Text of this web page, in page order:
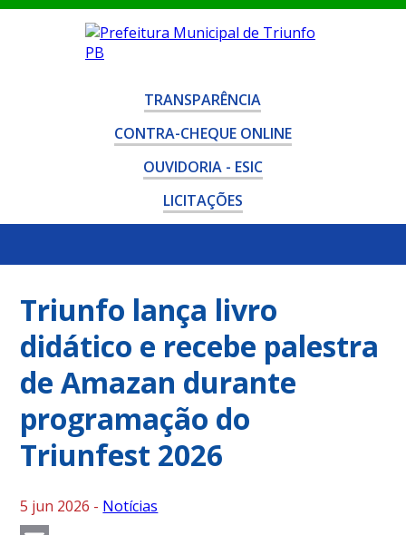
TRANSPARÊNCIA
CONTRA-CHEQUE ONLINE
OUVIDORIA - ESIC
LICITAÇÕES
Triunfo lança livro
didático e recebe palestra
de Amazan durante
programação do
Triunfest 2026
5 jun 2026 - Notícias